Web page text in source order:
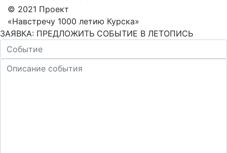
© 2021 Проект
«Навстречу 1000 летию Курска»
ЗАЯВКА: ПРЕДЛОЖИТЬ СОБЫТИЕ В ЛЕТОПИСЬ